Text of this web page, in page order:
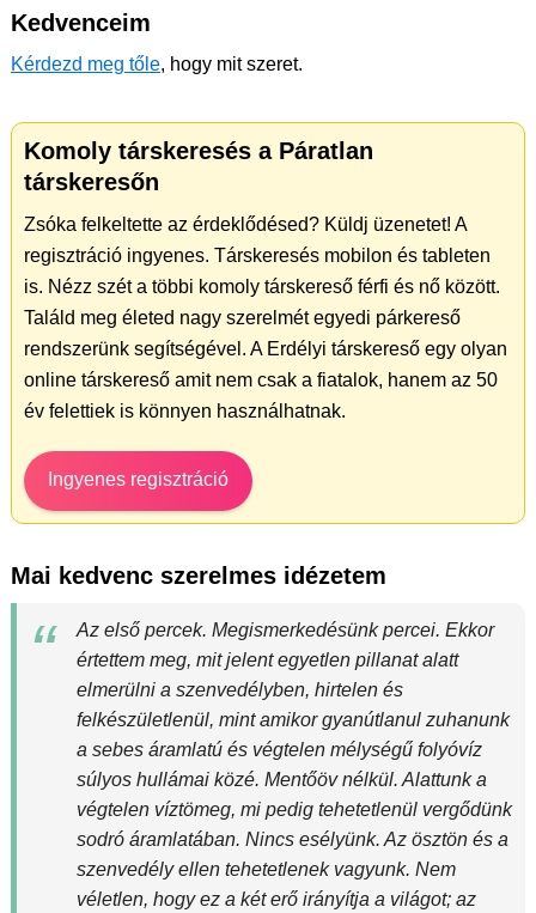
Kedvenceim
Kérdezd meg tőle, hogy mit szeret.
Komoly társkeresés a Páratlan
társkeresőn
Zsóka felkeltette az érdeklődésed? Küldj üzenetet! A
regisztráció ingyenes. Társkeresés mobilon és tableten
is. Nézz szét a többi komoly társkereső férfi és nő között.
Találd meg életed nagy szerelmét egyedi párkereső
rendszerünk segítségével. A Erdélyi társkereső egy olyan
online társkereső amit nem csak a fiatalok, hanem az 50
év felettiek is könnyen használhatnak.
Ingyenes regisztráció
Mai kedvenc szerelmes idézetem
Az első percek. Megismerkedésünk percei. Ekkor
értettem meg, mit jelent egyetlen pillanat alatt
elmerülni a szenvedélyben, hirtelen és
felkészületlenül, mint amikor gyanútlanul zuhanunk
a sebes áramlatú és végtelen mélységű folyóvíz
súlyos hullámai közé. Mentőöv nélkül. Alattunk a
végtelen víztömeg, mi pedig tehetetlenül vergődünk
sodró áramlatában. Nincs esélyünk. Az ösztön és a
szenvedély ellen tehetetlenek vagyunk. Nem
véletlen, hogy ez a két erő irányítja a világot; az